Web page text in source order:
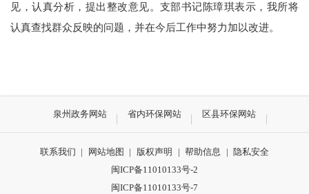
见，认真分析，提出整改意见。支部书记陈璋琪表示，我所将
认真查找群众反映的问题，并在今后工作中努力加以改进。
泉州政务网站 省内环保网站 区县环保网站
联系我们 | 网站地图 | 版权声明 | 帮助信息 | 隐私安全
闽ICP备11010133号-2
闽ICP备11010133号-7